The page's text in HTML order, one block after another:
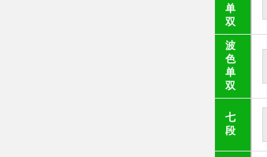
单
双
波
色
单
双
七
段